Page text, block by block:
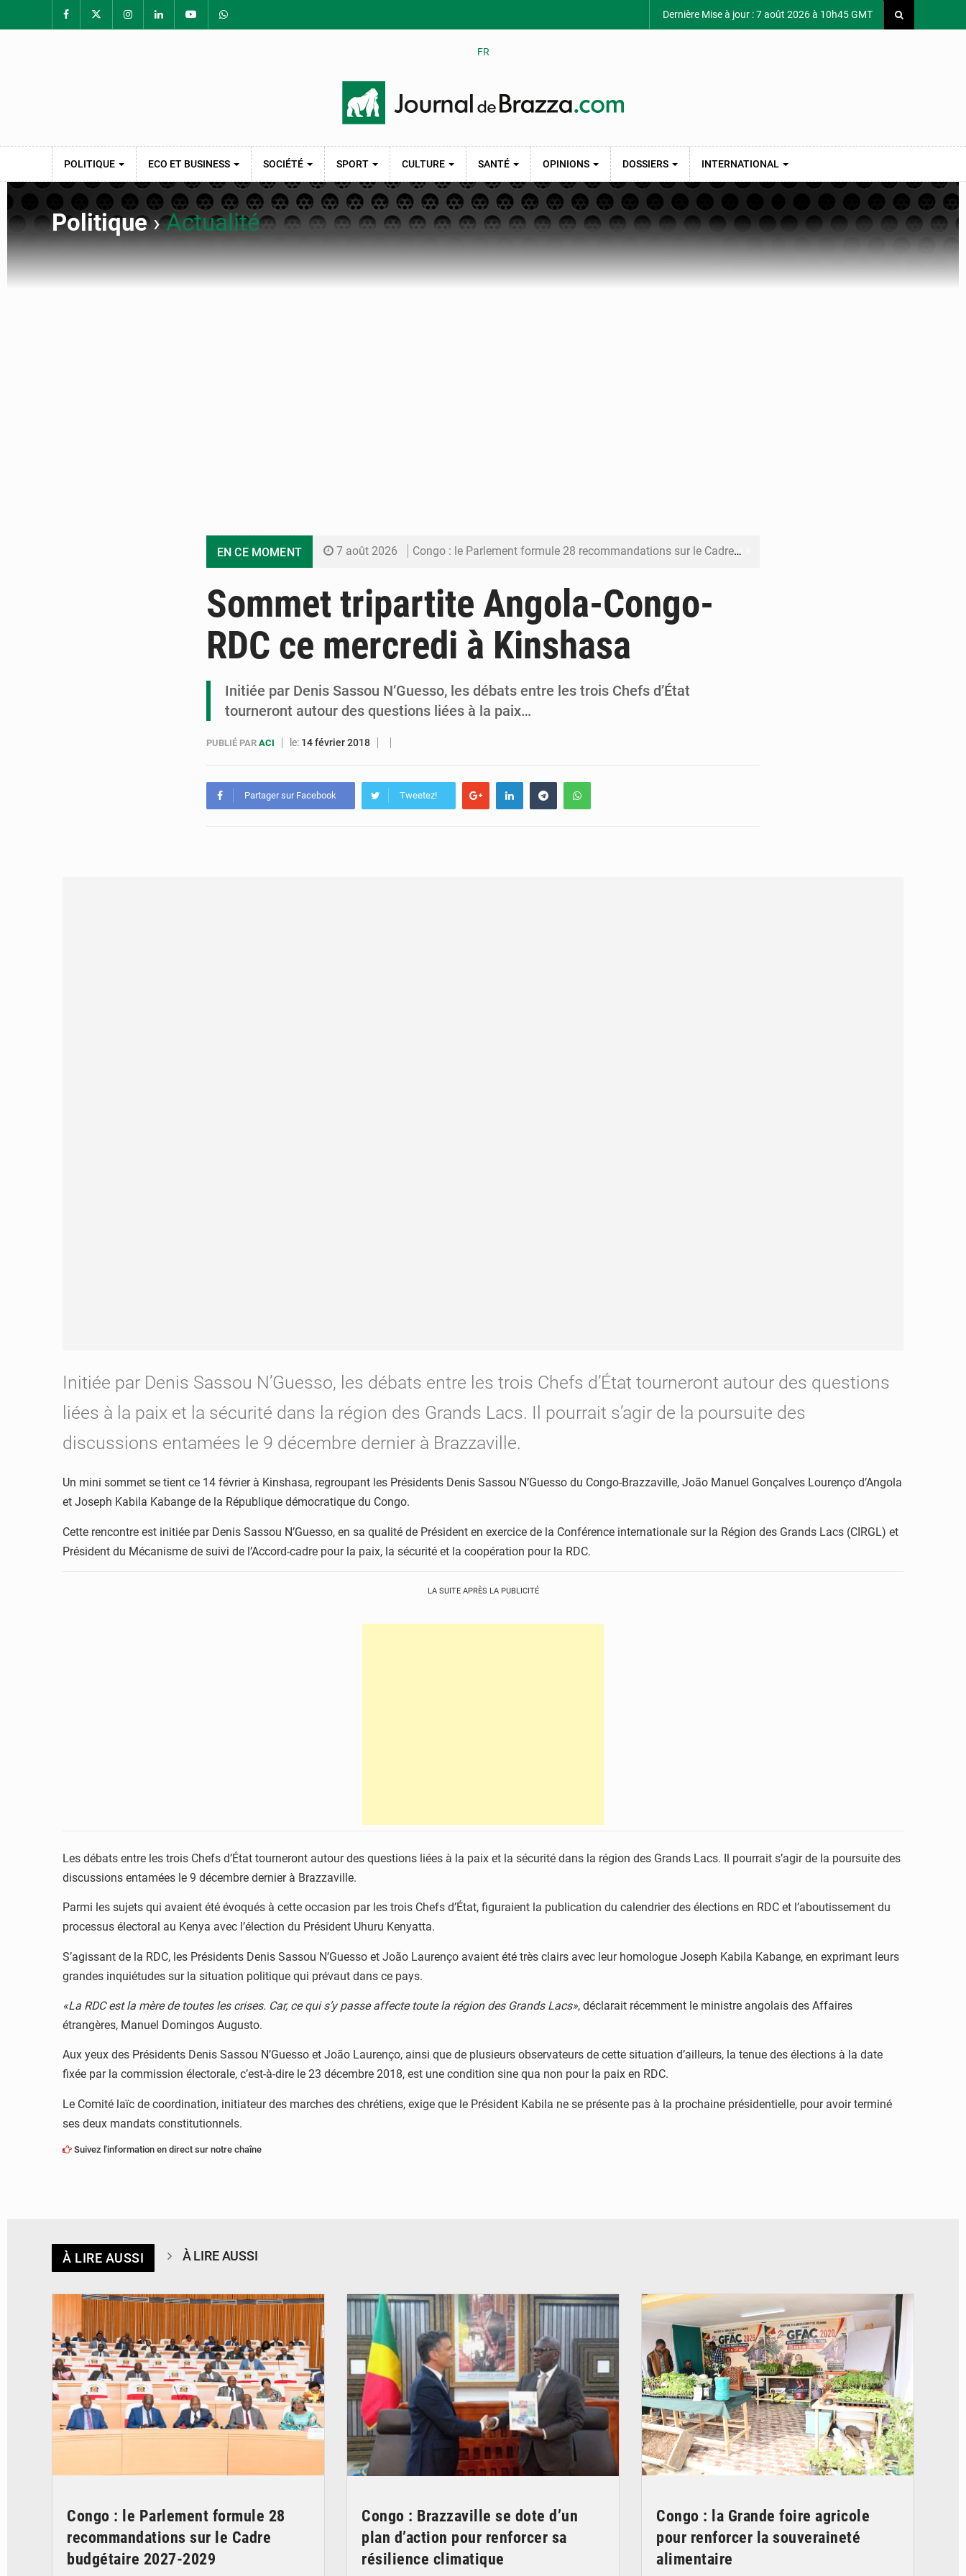
Dernière Mise à jour : 7 août 2026 à 10h45 GMT
FR
POLITIQUE ECO ET BUSINESS SOCIÉTÉ SPORT CULTURE SANTÉ OPINIONS DOSSIERS INTERNATIONAL
Politique›Actualité
EN CE MOMENT 7 août 2026 Congo : le Parlement formule 28 recommandations sur le Cadre budgétaire 2027-2029
7 août 2026 Congo : la Grande foire agricole pour renforcer la souveraineté alimentaire
7 août 2026 Congo-RDC : Brazzaville et Kinshasa renforcent leur coopération en faveur de la jeunesse
Sommet tripartite Angola-Congo-
RDC ce mercredi à Kinshasa
Initiée par Denis Sassou N’Guesso, les débats entre les trois Chefs d’État
tourneront autour des questions liées à la paix…
PUBLIÉ PAR ACI le: 14 février 2018
Partager sur Facebook Tweetez!
Initiée par Denis Sassou N’Guesso, les débats entre les trois Chefs d’État tourneront autour des questions
liées à la paix et la sécurité dans la région des Grands Lacs. Il pourrait s’agir de la poursuite des
discussions entamées le 9 décembre dernier à Brazzaville.
Un mini sommet se tient ce 14 février à Kinshasa, regroupant les Présidents Denis Sassou N’Guesso du Congo-Brazzaville, João Manuel Gonçalves Lourenço d’Angola
et Joseph Kabila Kabange de la République démocratique du Congo.
Cette rencontre est initiée par Denis Sassou N’Guesso, en sa qualité de Président en exercice de la Conférence internationale sur la Région des Grands Lacs (CIRGL) et
Président du Mécanisme de suivi de l’Accord-cadre pour la paix, la sécurité et la coopération pour la RDC.
LA SUITE APRÈS LA PUBLICITÉ
Les débats entre les trois Chefs d’État tourneront autour des questions liées à la paix et la sécurité dans la région des Grands Lacs. Il pourrait s’agir de la poursuite des
discussions entamées le 9 décembre dernier à Brazzaville.
Parmi les sujets qui avaient été évoqués à cette occasion par les trois Chefs d’État, figuraient la publication du calendrier des élections en RDC et l’aboutissement du
processus électoral au Kenya avec l’élection du Président Uhuru Kenyatta.
S’agissant de la RDC, les Présidents Denis Sassou N’Guesso et João Laurenço avaient été très clairs avec leur homologue Joseph Kabila Kabange, en exprimant leurs
grandes inquiétudes sur la situation politique qui prévaut dans ce pays.
«La RDC est la mère de toutes les crises. Car, ce qui s’y passe affecte toute la région des Grands Lacs», déclarait récemment le ministre angolais des Affaires
étrangères, Manuel Domingos Augusto.
Aux yeux des Présidents Denis Sassou N’Guesso et João Laurenço, ainsi que de plusieurs observateurs de cette situation d’ailleurs, la tenue des élections à la date
fixée par la commission électorale, c’est-à-dire le 23 décembre 2018, est une condition sine qua non pour la paix en RDC.
Le Comité laïc de coordination, initiateur des marches des chrétiens, exige que le Président Kabila ne se présente pas à la prochaine présidentielle, pour avoir terminé
ses deux mandats constitutionnels.
Suivez l'information en direct sur notre chaîne
À LIRE AUSSI À LIRE AUSSI
Congo : le Parlement formule 28
recommandations sur le Cadre
budgétaire 2027-2029
Congo : Brazzaville se dote d’un
plan d’action pour renforcer sa
résilience climatique
Congo : la Grande foire agricole
pour renforcer la souveraineté
alimentaire